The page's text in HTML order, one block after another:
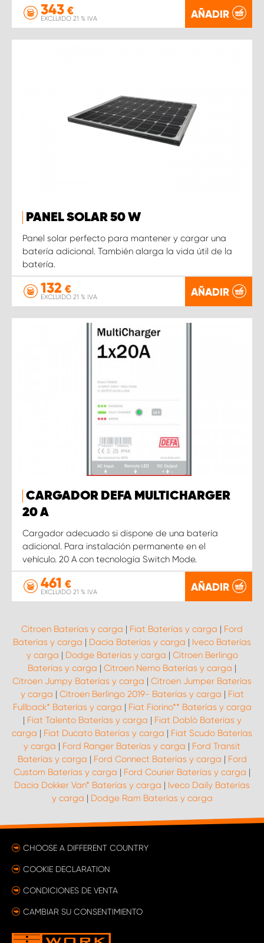
343 €
EXCLUIDO 21 % IVA AÑADIR
PANEL SOLAR 50 W
Panel solar perfecto para mantener y cargar una
batería adicional. También alarga la vida útil de la
batería.
132 €
EXCLUIDO 21 % IVA AÑADIR
CARGADOR DEFA MULTICHARGER
20 A
Cargador adecuado si dispone de una batería
adicional. Para instalación permanente en el
vehículo. 20 A con tecnología Switch Mode.
461 €
EXCLUIDO 21 % IVA AÑADIR
Citroen Baterías y carga | Fiat Baterías y carga | Ford
Baterías y carga | Dacia Baterías y carga | Iveco Baterías
y carga | Dodge Baterías y carga | Citroen Berlingo
Baterías y carga | Citroen Nemo Baterías y carga |
Citroen Jumpy Baterías y carga | Citroen Jumper Baterías
y carga | Citroen Berlingo 2019- Baterías y carga | Fiat
Fullback* Baterías y carga | Fiat Fiorino** Baterías y carga
| Fiat Talento Baterías y carga | Fiat Doblò Baterías y
carga | Fiat Ducato Baterías y carga | Fiat Scudo Baterías
y carga | Ford Ranger Baterías y carga | Ford Transit
Baterías y carga | Ford Connect Baterías y carga | Ford
Custom Baterías y carga | Ford Courier Baterías y carga |
Dacia Dokker Van* Baterías y carga | Iveco Daily Baterías
y carga | Dodge Ram Baterías y carga
CHOOSE A DIFFERENT COUNTRY
COOKIE DECLARATION
CONDICIONES DE VENTA
CAMBIAR SU CONSENTIMIENTO